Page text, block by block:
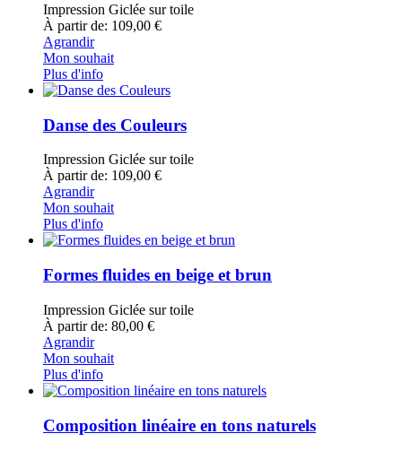
Impression Giclée sur toile
À partir de: 109,00 €
Agrandir
Mon souhait
Plus d'info
Danse des Couleurs
Impression Giclée sur toile
À partir de: 109,00 €
Agrandir
Mon souhait
Plus d'info
Formes fluides en beige et brun
Impression Giclée sur toile
À partir de: 80,00 €
Agrandir
Mon souhait
Plus d'info
Composition linéaire en tons naturels